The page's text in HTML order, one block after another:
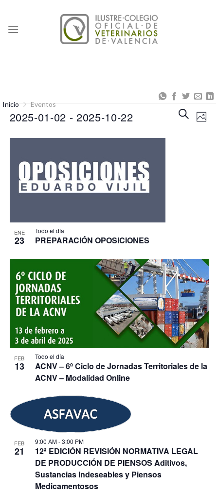
content
Inicio Eventos
BUSCAR
FOTO
2025-01-02 - 2025-10-22
ENE
23
Todo el día
PREPARACIÓN OPOSICIONES
FEB
13
Todo el día
ACNV – 6º Ciclo de Jornadas Territoriales de la
ACNV – Modalidad Online
FEB
21
9:00 AM-3:00 PM
12ª EDICIÓN REVISIÓN NORMATIVA LEGAL
DE PRODUCCIÓN DE PIENSOS Aditivos,
Sustancias Indeseables y Piensos
Medicamentosos